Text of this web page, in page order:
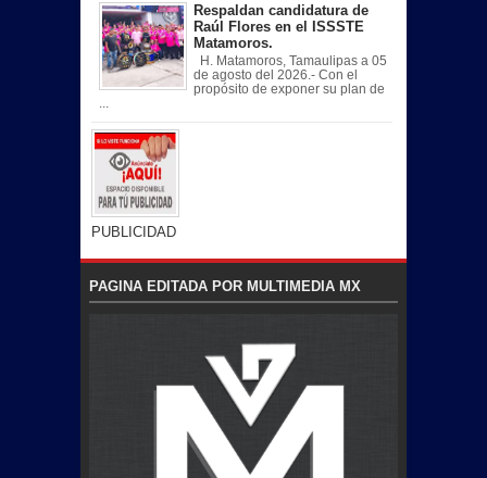
Respaldan candidatura de
Raúl Flores en el ISSSTE
Matamoros.
H. Matamoros, Tamaulipas a 05
de agosto del 2026.- Con el
propósito de exponer su plan de
PUBLICIDAD
PAGINA EDITADA POR MULTIMEDIA MX